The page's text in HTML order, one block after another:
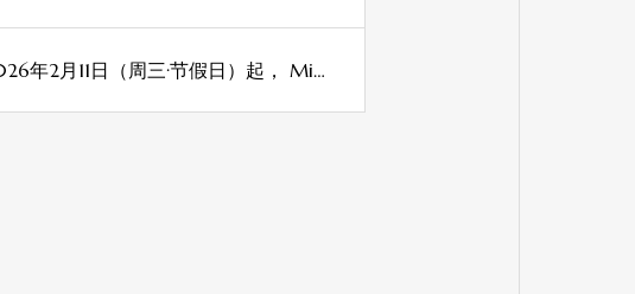
【2026年2月11日（周三·节假日）】 自2026年2月11日（周三·节假日）起， Mirai Lab将于 日本桥三越本店 本馆5层「Relaxing Laboratory」期间限定开设 POP UP STORE专柜）。